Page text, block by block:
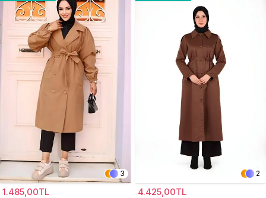
3
1.485,00TL
2
4.425,00TL